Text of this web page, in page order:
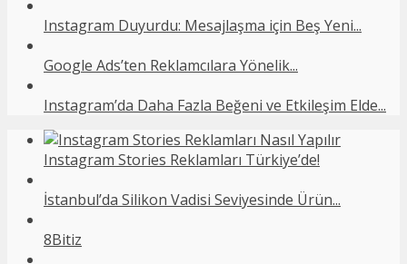
Instagram Duyurdu: Mesajlaşma için Beş Yeni...
Google Ads’ten Reklamcılara Yönelik...
Instagram’da Daha Fazla Beğeni ve Etkileşim Elde...
Instagram Stories Reklamları Türkiye’de!
İstanbul’da Silikon Vadisi Seviyesinde Ürün...
8Bitiz